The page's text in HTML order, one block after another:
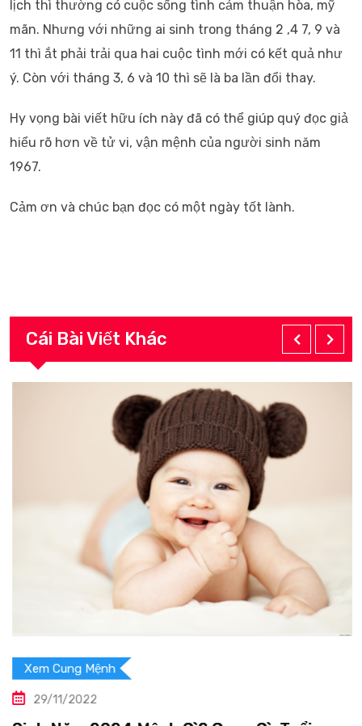
lịch thì thường có cuộc sống tình cảm thuận hòa, mỹ
mãn. Nhưng với những ai sinh trong tháng 2 ,4 7, 9 và
11 thì ắt phải trải qua hai cuộc tình mới có kết quả như
ý. Còn với tháng 3, 6 và 10 thì sẽ là ba lần đổi thay.
Hy vọng bài viết hữu ích này đã có thể giúp quý đọc giả
hiểu rõ hơn về tử vi, vận mệnh của người sinh năm
1967.
Cảm ơn và chúc bạn đọc có một ngày tốt lành.
Cái Bài Viết Khác
Xem Cung Mệnh
29/11/2022